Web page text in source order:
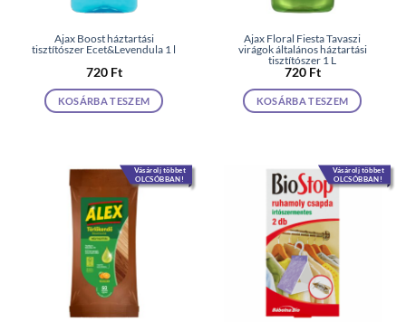
Ajax Boost háztartási
tisztítószer Ecet&Levendula 1 l
720 Ft
KOSÁRBA TESZEM
Ajax Floral Fiesta Tavaszi
virágok általános háztartási
tisztítószer 1 L
720 Ft
KOSÁRBA TESZEM
Vásárolj többet
OLCSÓBBAN!
Vásárolj többet
OLCSÓBBAN!